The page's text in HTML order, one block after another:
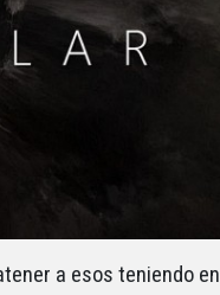
a esos teniendo en